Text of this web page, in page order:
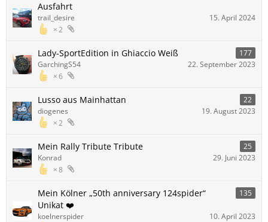
Ausfahrt
2
trail_desire 15. April 2024
Lady-SportEdition in Ghiaccio Weiß 177
6
GarchingS54 22. September 2023
Lusso aus Mainhattan 22
2
diogenes 19. August 2023
Mein Rally Tribute Tribute 25
8
Konrad 29. Juni 2023
Mein Kölner „50th anniversary 124spider“
Unikat ❤️
135
koelnerspider 10. April 2023